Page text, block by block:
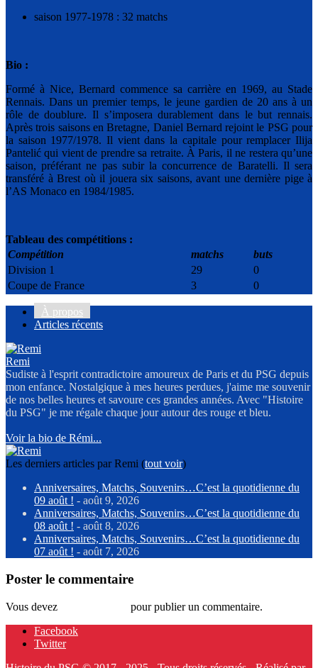
saison 1977-1978 : 32 matchs
Bio :
Formé à Nice, Bernard commence sa carrière en 1969, au Stade
Rennais. Dans un premier temps, le jeune gardien de 20 ans à un
rôle de doublure. Il s’imposera durablement dans le but rennais.
Après trois saisons en Bretagne, Daniel Bernard rejoint le PSG pour
la saison 1977/1978. Il vient dans la capitale pour remplacer Ilija
Pantelić qui vient de prendre sa retraite. À Paris, il ne restera qu’une
saison, préférant ne pas subir la concurrence de Baratelli. Il sera
transféré à Brest où il jouera six saisons, avant une dernière pige à
l’AS Monaco en 1984/1985.
Tableau des compétitions :
Compétition
matchs
buts
Division 1
29
0
Coupe de France
3 0
À propos
Articles récents
Remi
Sudiste à l'esprit contradictoire amoureux de Paris et du PSG depuis
mon enfance. Nostalgique à mes heures perdues, j'aime me souvenir
de nos belles heures et savoure ces grandes années. Avec "Histoire
du PSG" je me régale chaque jour autour des rouge et bleu.
Voir la bio de Rémi...
Les derniers articles par Remi (tout voir)
Anniversaires, Matchs, Souvenirs…C’est la quotidienne du
09 août ! - août 9, 2026
Anniversaires, Matchs, Souvenirs…C’est la quotidienne du
08 août ! - août 8, 2026
Anniversaires, Matchs, Souvenirs…C’est la quotidienne du
07 août ! - août 7, 2026
Poster le commentaire
Vous devez
pour publier un commentaire.
Facebook
Twitter